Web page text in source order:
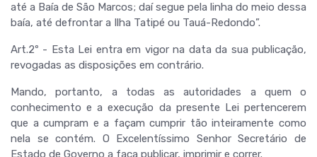
até a Baía de São Marcos; daí segue pela linha do meio dessa
baía, até defrontar a Ilha Tatipé ou Tauá-Redondo”.
Art.2º - Esta Lei entra em vigor na data da sua publicação,
revogadas as disposições em contrário.
Mando, portanto, a todas as autoridades a quem o
conhecimento e a execução da presente Lei pertencerem
que a cumpram e a façam cumprir tão inteiramente como
nela se contém. O Excelentíssimo Senhor Secretário de
Estado de Governo a faça publicar, imprimir e correr.